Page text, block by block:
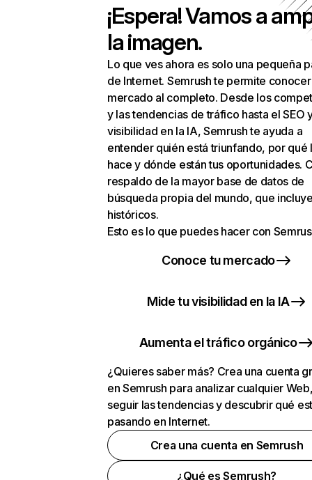
¡Espera! Vamos a
la imagen.
Lo que ves ahora es solo una pequeña
de Internet. Semrush te permite
mercado al completo. Desde los
y las tendencias de tráfico hasta el SEO
visibilidad en la IA, Semrush te ayuda a
entender quién está triunfando, por qué
hace y dónde están tus oportunidades.
respaldo de la mayor base de datos de
búsqueda propia del mundo, que
históricos.
Esto es lo que puedes hacer con
Conoce tu mercado
Mide tu visibilidad en la IA
Aumenta el tráfico orgánico
¿Quieres saber más? Crea una cuenta
en Semrush para analizar cualquier
seguir las tendencias y descubrir qué
pasando en Internet.
Crea una cuenta en Semrush
¿Qué es Semrush?